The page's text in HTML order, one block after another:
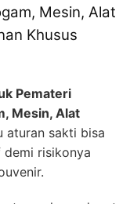
Mesin, Alat
Khusus
Pemateri
Mesin, Alat
aturan sakti bisa
risikonya